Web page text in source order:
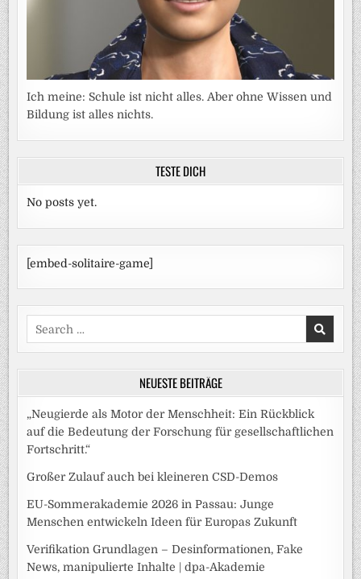
Ich meine: Schule ist nicht alles. Aber ohne Wissen und
Bildung ist alles nichts.
TESTE DICH
No posts yet.
[embed-solitaire-game]
Search
for:
NEUESTE BEITRÄGE
„Neugierde als Motor der Menschheit: Ein Rückblick
auf die Bedeutung der Forschung für gesellschaftlichen
Fortschritt.“
Großer Zulauf auch bei kleineren CSD-Demos
EU-Sommerakademie 2026 in Passau: Junge
Menschen entwickeln Ideen für Europas Zukunft
Verifikation Grundlagen – Desinformationen, Fake
News, manipulierte Inhalte | dpa-Akademie